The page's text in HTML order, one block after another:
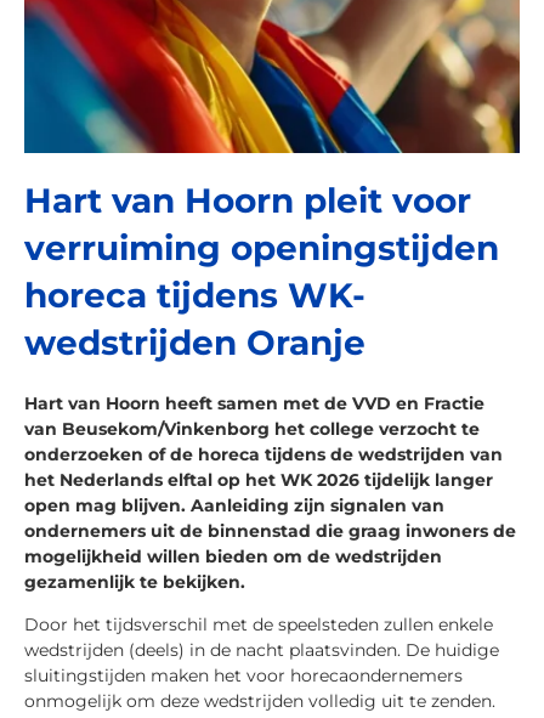
Hart van Hoorn pleit voor
verruiming openingstijden
horeca tijdens WK-
wedstrijden Oranje
Hart van Hoorn heeft samen met de VVD en Fractie
van Beusekom/Vinkenborg het college verzocht te
onderzoeken of de horeca tijdens de wedstrijden van
het Nederlands elftal op het WK 2026 tijdelijk langer
open mag blijven. Aanleiding zijn signalen van
ondernemers uit de binnenstad die graag inwoners de
mogelijkheid willen bieden om de wedstrijden
gezamenlijk te bekijken.
Door het tijdsverschil met de speelsteden zullen enkele
wedstrijden (deels) in de nacht plaatsvinden. De huidige
sluitingstijden maken het voor horecaondernemers
onmogelijk om deze wedstrijden volledig uit te zenden.